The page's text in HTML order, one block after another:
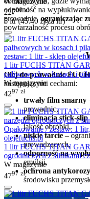
odporność na
prowadnic,ograniczając
powtarzalność procesu
Olej do prowadnic
następującymi cechami:
trwały film smarny
prowadnic,
eliminacja stick-slip
jakość obróbki,
niskie tarcie–
prowadzących,
odporność na
emulsji,
ochrona
środowisku
22700 zł
5 ltr (45.40 złza ltr)
1 litr FUCHS TITAN
paliwowych w kosach i
W magazynie
4297 zł
1 litr FUCHS TITAN
ogrodniczych z silnikami
W magazynie
4797 zł